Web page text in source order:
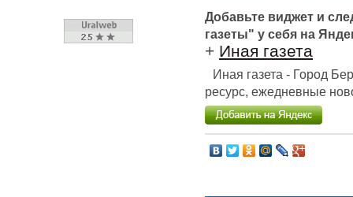
Добавьте виджет и
газеты" у себя на
+ Иная газета
Иная газета - Город
ресурс, ежедневные